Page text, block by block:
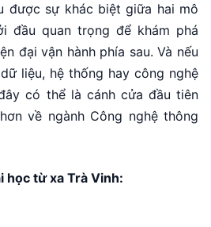
được sự khác biệt giữa hai mô
đầu quan trọng để khám phá
đại vận hành phía sau. Và nếu
liệu, hệ thống hay công nghệ
có thể là cánh cửa đầu tiên
về ngành Công nghệ thông
học từ xa Trà Vinh: